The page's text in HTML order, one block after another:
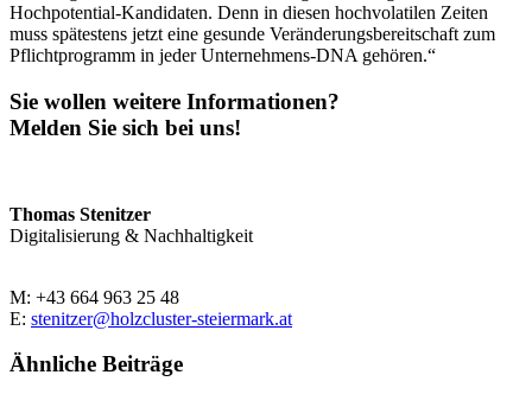
Hochpotential-Kandidaten. Denn in diesen hochvolatilen Zeiten
muss spätestens jetzt eine gesunde Veränderungsbereitschaft zum
Pflichtprogramm in jeder Unternehmens-DNA gehören.“
Sie wollen weitere Informationen?
Melden Sie sich bei uns!
Thomas Stenitzer
Digitalisierung & Nachhaltigkeit
M: +43 664 963 25 48
E: stenitzer@holzcluster-steiermark.at
Ähnliche Beiträge